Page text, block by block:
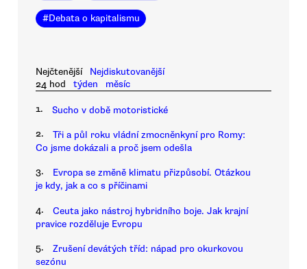
#Debata o kapitalismu
Nejčtenější
Nejdiskutovanější
24 hod
týden měsíc
1. Sucho v době motoristické
2.
Tři a půl roku vládní zmocněnkyní pro Romy:
Co jsme dokázali a proč jsem odešla
3.
Evropa se změně klimatu přizpůsobí. Otázkou
je kdy, jak a co s příčinami
4.
Ceuta jako nástroj hybridního boje. Jak krajní
pravice rozděluje Evropu
5.
Zrušení devátých tříd: nápad pro okurkovou
sezónu